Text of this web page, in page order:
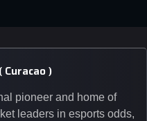
)
pioneer and home of
leaders in esports odds,